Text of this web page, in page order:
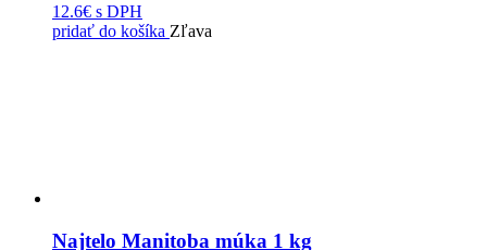
12.6€ s DPH
pridať do košíka Zľava
Najtelo Manitoba múka 1 kg